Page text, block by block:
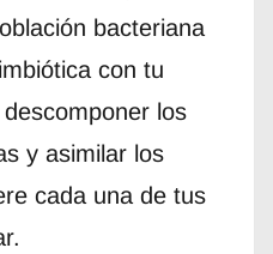
bacteriana
con tu
los
y asimilar los
cada una de tus